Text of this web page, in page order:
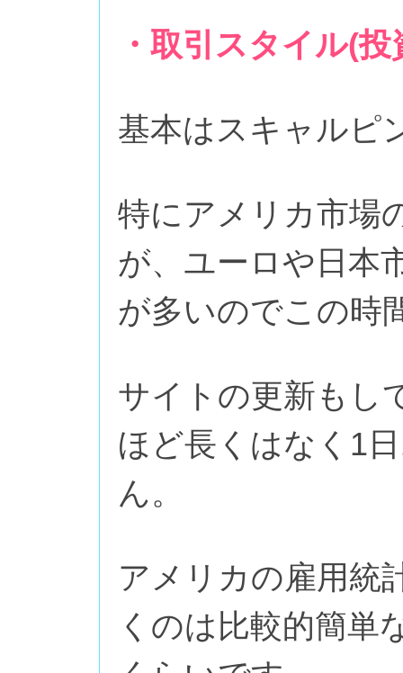
・取引スタイル(
基本はスキャルピ
特にアメリカ市場
が、ユーロや日本
が多いのでこの時
サイトの更新もし
ほど長くはなく1
ん。
アメリカの雇用統
くのは比較的簡単